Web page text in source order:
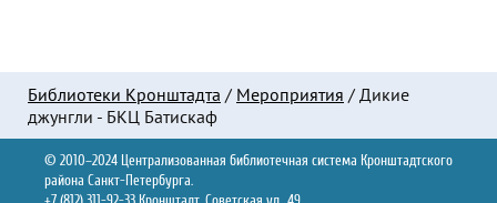
Библиотеки Кронштадта / Мероприятия / Дикие
джунгли - БКЦ Батискаф
© 2010–2024 Централизованная библиотечная система Кронштадтского
района Санкт-Петербурга.